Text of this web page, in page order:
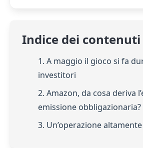
Indice dei contenuti
1. A maggio il gioco si fa
investitori
2. Amazon, da cosa deriva
emissione obbligazionaria?
3. Un’operazione